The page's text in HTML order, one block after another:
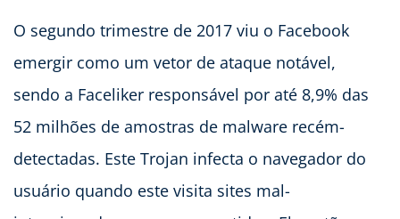
O segundo trimestre de 2017 viu o Facebook
emergir como um vetor de ataque notável,
sendo a Faceliker responsável por até 8,9% das
52 milhões de amostras de malware recém-
detectadas. Este Trojan infecta o navegador do
usuário quando este visita sites mal-